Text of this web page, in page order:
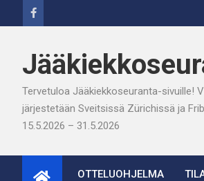
to
Tervetuloa Jääkiekkoseuranta-sivuille!
järjestetään Sveitsissä Zürichissä ja
15.5.2026 – 31.5.2026
OTTELUOHJELMA